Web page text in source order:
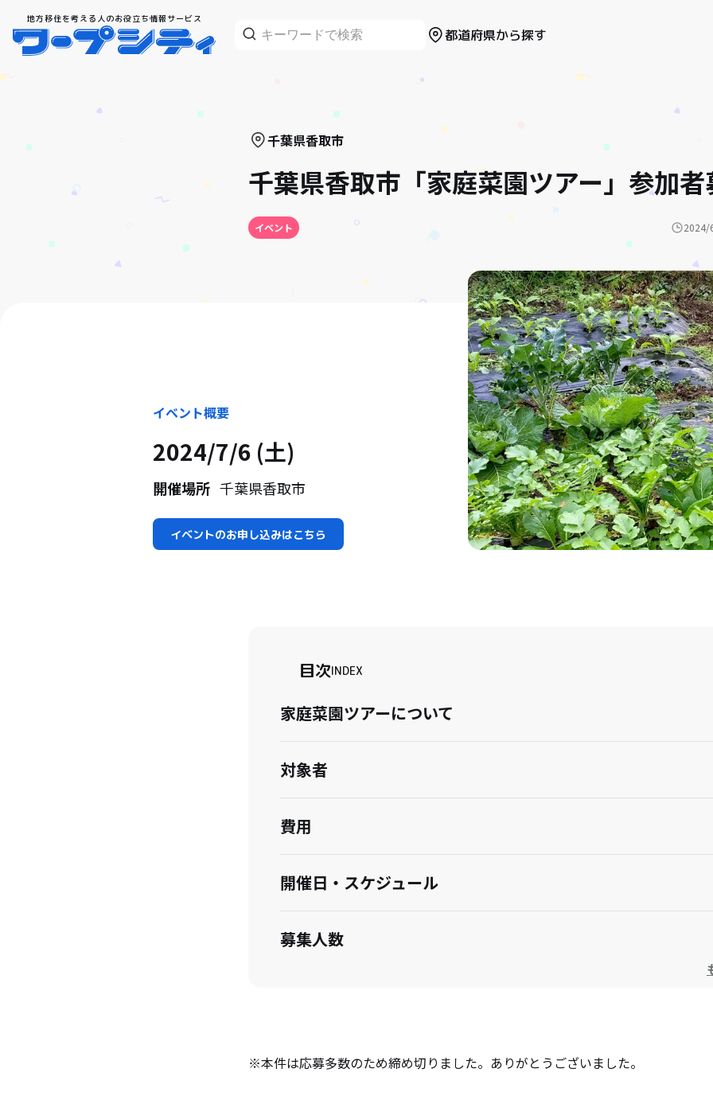
地方移住を考える人のお役立ち情報サービス
都道府県から探す
千葉県香取市
千葉県香取市「家庭菜園ツアー」参加者
イベント 2024/
イベント概要
2024/7/6 (土)
開催場所 千葉県香取市
イベントのお申し込みはこちら
目次INDEX
家庭菜園ツアーについて
対象者
費用
開催日・スケジュール
募集人数
留意点
※本件は応募多数のため締め切りました。ありがとうございました。